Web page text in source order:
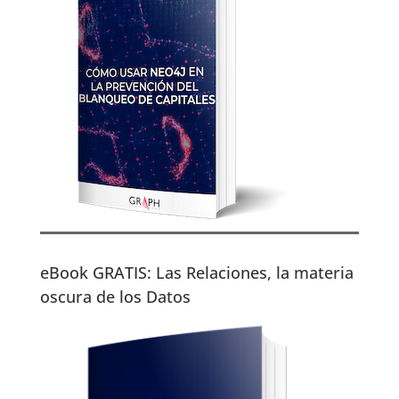
eBook GRATIS: Las Relaciones, la materia
oscura de los Datos